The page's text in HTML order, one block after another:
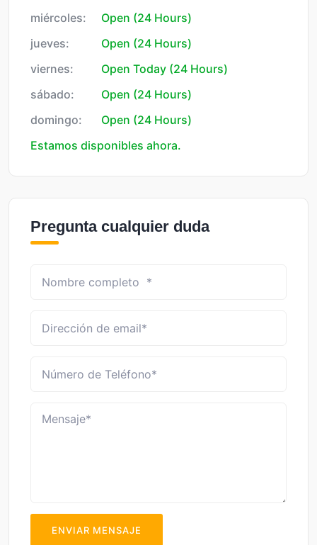
miércoles:
Open (24 Hours)
jueves:
Open (24 Hours)
viernes:
Open Today (24 Hours)
sábado:
Open (24 Hours)
domingo:
Open (24 Hours)
Estamos disponibles ahora.
Pregunta cualquier duda
ENVIAR MENSAJE